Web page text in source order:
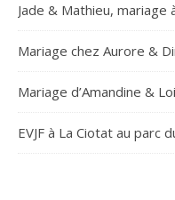
Jade & Mathieu, mariage
Mariage chez Aurore &
Mariage d’Amandine &
EVJF à La Ciotat au parc